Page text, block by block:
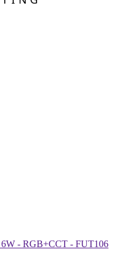
- RGB+CCT - FUT106